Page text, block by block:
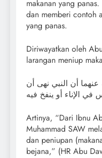
makanan yang
dan memberi contoh
yang panas.
Diriwayatkan oleh
larangan meniup
أن النبي نهى أن
في الإناء أو ينفخ فيه
Artinya, “Dari Ibnu
Muhammad SAW
dan peniupan
bejana,” (HR Abu